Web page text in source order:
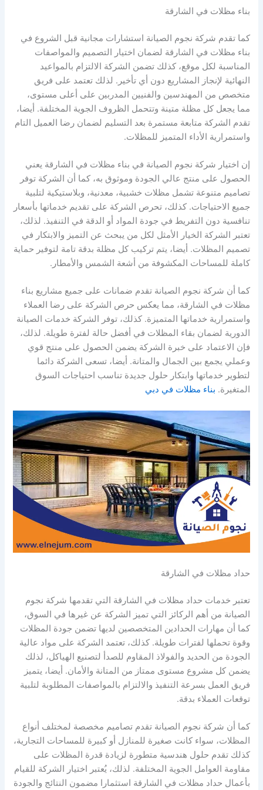
بناء مظلات في الشارقة
كما تقدم شركة نجوم الصيانة استشارات مجانية قبل الشروع في
بناء مظلات في الشارقة لضمان اختيار التصميم والمواصفات
المناسبة لكل موقع، كذلك تضمن الشركة الالتزام بالمواعيد
النهائية لإنجاز المشاريع دون أي تأخير. لذلك تعتمد على فريق
متخصص من المهندسين والفنيين المدربين على أعلى مستوى،
مما يجعل كل مظلة متينة وتتحمل الظروف الجوية المختلفة. أيضا،
تقدم الشركة متابعة مستمرة بعد التسليم لضمان رضا العميل التام
واستمرارية الأداء المتميز للمظلات.
إن اختيار شركة نجوم الصيانة في بناء مظلات في الشارقة يعني
الحصول على منتج عالي الجودة وموثوق به، كما أن الشركة توفر
تصاميم متنوعة تشمل مظلات خشبية، معدنية، وبلاستيكية لتلبية
جميع الاحتياجات. كذلك، تحرص الشركة على تقديم خدماتها بأسعار
تنافسية دون التفريط في جودة المواد أو الدقة في التنفيذ. لذلك،
تعتبر الشركة الخيار الأمثل لكل من يبحث عن التميز والابتكار في
تصميم المظلات. أيضا، يتم تركيب كل مظلة بدقة تامة لتوفير حماية
كاملة للمساحات المكشوفة من أشعة الشمس والأمطار.
كما أن شركة نجوم الصيانة تقدم ضمانات على جميع مشاريع بناء
مظلات في الشارقة، مما يعكس حرص الشركة على رضا العملاء
واستمرارية خدماتها المتميزة. كذلك، توفر الشركة خدمات الصيانة
الدورية لضمان بقاء المظلات في أفضل حالة لفترة طويلة. لذلك،
فإن الاعتماد على خبرة الشركة يضمن الحصول على منتج قوي
وعملي يجمع بين الجمال والمتانة. أيضا، تسعى الشركة دائما
لتطوير خدماتها وابتكار حلول جديدة تناسب احتياجات السوق
المتغيرة. بناء مظلات في دبي
حداد مظلات في الشارقة
تعتبر خدمات حداد مظلات في الشارقة التي تقدمها شركة نجوم
الصيانة من أهم الركائز التي تميز الشركة عن غيرها في السوق،
كما أن مهارات الحدادين المتخصصين لديها تضمن جودة المظلات
وقوة تحملها لفترات طويلة. كذلك، تعتمد الشركة على مواد عالية
الجودة من الحديد والفولاذ المقاوم للصدأ لتصنيع الهياكل، لذلك
يضمن كل مشروع مستوى ممتاز من المتانة والأمان. أيضا، يتميز
فريق العمل بسرعة التنفيذ والالتزام بالمواصفات المطلوبة لتلبية
توقعات العملاء بدقة.
كما أن شركة نجوم الصيانة تقدم تصاميم مخصصة لمختلف أنواع
المظلات، سواء كانت صغيرة للمنازل أو كبيرة للمساحات التجارية،
كذلك تقدم حلول هندسية متطورة لزيادة قدرة المظلات على
مقاومة العوامل الجوية المختلفة. لذلك، يُعتبر اختيار الشركة للقيام
بأعمال حداد مظلات في الشارقة استثمارا مضمون النتائج والجودة